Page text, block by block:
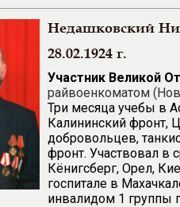
Недашковский
28.02.1924 г.
Участник Великой
райвоенкоматом
Три месяца учебы в
Калининский фронт,
добровольцев,
фронт. Участвовал в
Кёнигсберг, Орел,
госпитале в
инвалидом 1 группы